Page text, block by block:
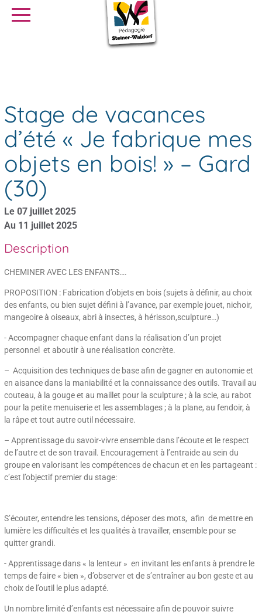
SE FORMER
Stage de vacances
d’été « Je fabrique mes
objets en bois! » – Gard
(30)
Le 07 juillet 2025
Au 11 juillet 2025
Description
CHEMINER AVEC LES ENFANTS….
PROPOSITION : Fabrication d’objets en bois (sujets à définir, au choix
des enfants, ou bien sujet défini à l’avance, par exemple jouet, nichoir,
mangeoire à oiseaux, abri à insectes, à hérisson,sculpture…)
​- Accompagner chaque enfant dans la réalisation d’un projet
personnel et aboutir à une réalisation concrète.
– Acquisition des techniques de base afin de gagner en autonomie et
en aisance dans la maniabilité et la connaissance des outils. Travail au
couteau, à la gouge et au maillet pour la sculpture ; à la scie, au rabot
pour la petite menuiserie et les assemblages ; à la plane, au fendoir, à
la râpe et tout autre outil nécessaire.
– Apprentissage du savoir-vivre ensemble dans l’écoute et le respect
de l’autre et de son travail. Encouragement à l’entraide au sein du
groupe en valorisant les compétences de chacun et en les partageant :
c’est l’objectif premier du stage:
S’écouter, entendre les tensions, déposer des mots, afin de mettre en
lumière les difficultés et les qualités à travailler, ensemble pour se
quitter grandi.
​- Apprentissage dans « la lenteur » en invitant les enfants à prendre le
temps de faire « bien », d’observer et de s’entraîner au bon geste et au
choix de l’outil le plus adapté.
​Un nombre limité d’enfants est nécessaire afin de pouvoir suivre